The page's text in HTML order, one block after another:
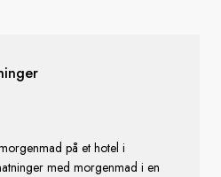
på et hotel i
med morgenmad i en